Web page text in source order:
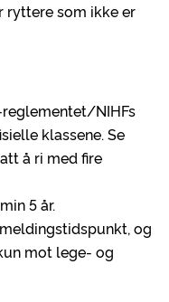
ryttere som ikke er
reglementet/NIHFs
klassene. Se
å ri med fire
5 år.
og
mot lege- og